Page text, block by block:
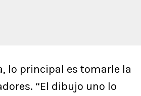
lo principal es tomarle la
“El dibujo uno lo